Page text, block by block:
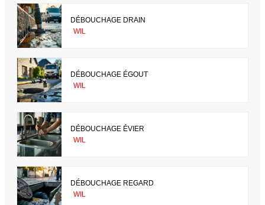
DÉBOUCHAGE DRAIN
WIL
DÉBOUCHAGE ÉGOUT
WIL
DÉBOUCHAGE ÉVIER
WIL
DÉBOUCHAGE REGARD
WIL